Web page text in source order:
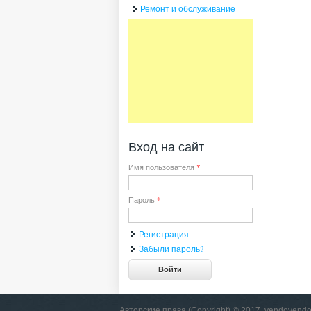
Ремонт и обслуживание
Вход на сайт
Имя пользователя *
Пароль *
Регистрация
Забыли пароль?